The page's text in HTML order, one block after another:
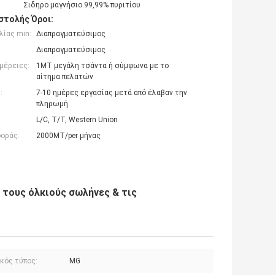
Σιδηρο μαγνήσιο 99,99% πυριτίου
Όροι:
min:
Διαπραγματεύσιμος
Διαπραγματεύσιμος
1MT μεγάλη τσάντα ή σύμφωνα με το
αίτημα πελατών
7-10 ημέρες εργασίας μετά από έλαβαν την
πληρωμή
L/C, T/T, Western Union
2000MT/per μήνας
όλκιούς σωλήνες & τις
τύπος: MG